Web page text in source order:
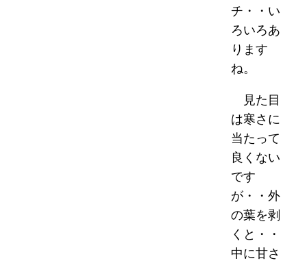
チ・・い
ろいろあ
ります
ね。
見た目
は寒さに
当たって
良くない
です
が・・外
の葉を剥
くと・・
中に甘さ